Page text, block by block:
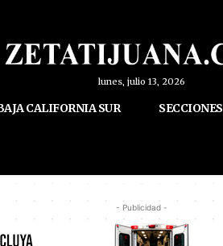
lunes, julio 13, 2026
CALIFORNIA SUR SECCIONES
- Publicidad -